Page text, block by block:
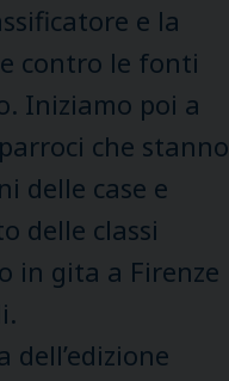
e la
contro le fonti
Iniziamo poi a
che stanno
delle case e
delle classi
in gita a Firenze